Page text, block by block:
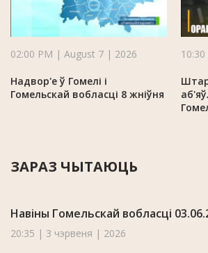
02:00 PM | August 7 | 2026
Надвор'е ў Гомелі і
Гомельскай вобласці 8 жніўня
ЗАРАЗ ЧЫТАЮЦЬ
Навіны Гомельскай вобласці
20:35 | 3 чэрвеня | 2026